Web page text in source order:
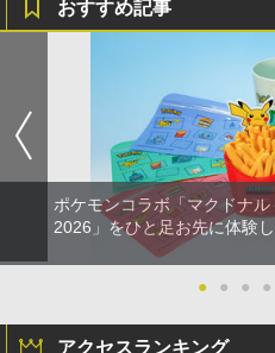
おすすめ記事
ポケモンコラボ「マクドナ
2026」をひと足お先に体験
● ● ● ●
アクセスランキング